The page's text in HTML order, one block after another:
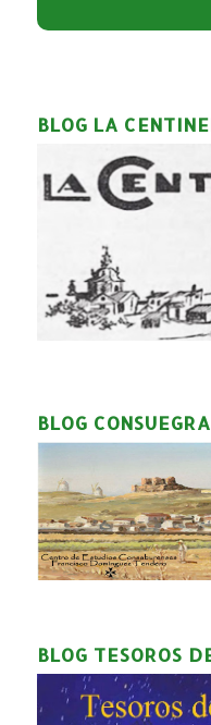
BLOG LA
BLOG
BLOG TESOROS